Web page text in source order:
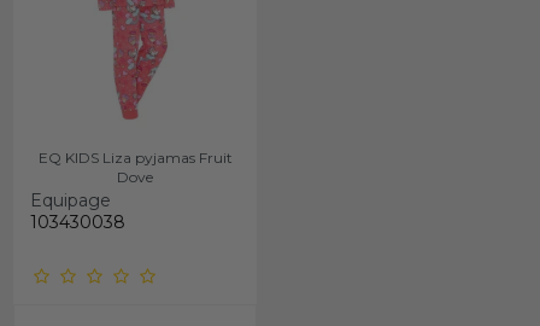
EQ KIDS Liza pyjamas Fruit
Dove
Equipage
103430038